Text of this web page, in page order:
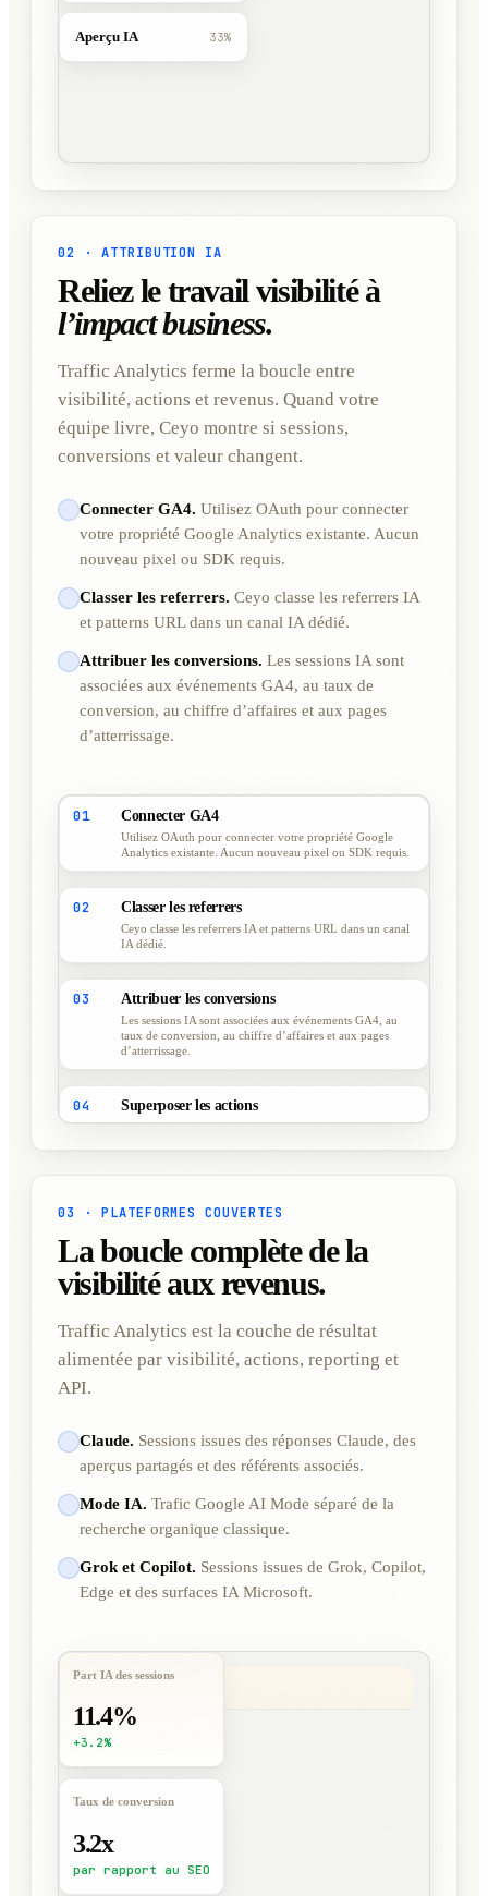
Aperçu IA 33%
02 · ATTRIBUTION IA
Reliez le travail visibilité à
l’impact business.
Traffic Analytics ferme la boucle entre
visibilité, actions et revenus. Quand votre
équipe livre, Ceyo montre si sessions,
conversions et valeur changent.
Connecter GA4. Utilisez OAuth pour connecter
votre propriété Google Analytics existante. Aucun
nouveau pixel ou SDK requis.
Classer les referrers. Ceyo classe les referrers IA
et patterns URL dans un canal IA dédié.
Attribuer les conversions. Les sessions IA sont
associées aux événements GA4, au taux de
conversion, au chiffre d’affaires et aux pages
d’atterrissage.
01 Connecter GA4
Utilisez OAuth pour connecter votre propriété Google
Analytics existante. Aucun nouveau pixel ou SDK requis.
02 Classer les referrers
Ceyo classe les referrers IA et patterns URL dans un canal
IA dédié.
03 Attribuer les conversions
Les sessions IA sont associées aux événements GA4, au
taux de conversion, au chiffre d’affaires et aux pages
d’atterrissage.
04 Superposer les actions
Les Ceyo Actions publiées sont placées sur la chronologie
03 · PLATEFORMES COUVERTES
La boucle complète de la
visibilité aux revenus.
Traffic Analytics est la couche de résultat
alimentée par visibilité, actions, reporting et
API.
Claude. Sessions issues des réponses Claude, des
aperçus partagés et des référents associés.
Mode IA. Trafic Google AI Mode séparé de la
recherche organique classique.
Grok et Copilot. Sessions issues de Grok, Copilot,
Edge et des surfaces IA Microsoft.
Part IA des sessions
11.4%
+3.2%
Taux de conversion
3.2x
par rapport au SEO